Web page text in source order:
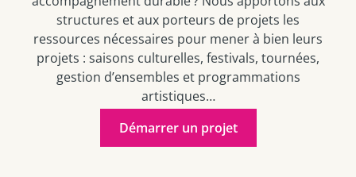
structures et aux porteurs de projets les
ressources nécessaires pour mener à bien leurs
projets : saisons culturelles, festivals, tournées,
gestion d’ensembles et programmations
artistiques…
Démarrer un projet